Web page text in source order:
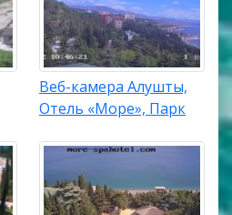
Веб-камера Алушты,
Отель «Море», Парк